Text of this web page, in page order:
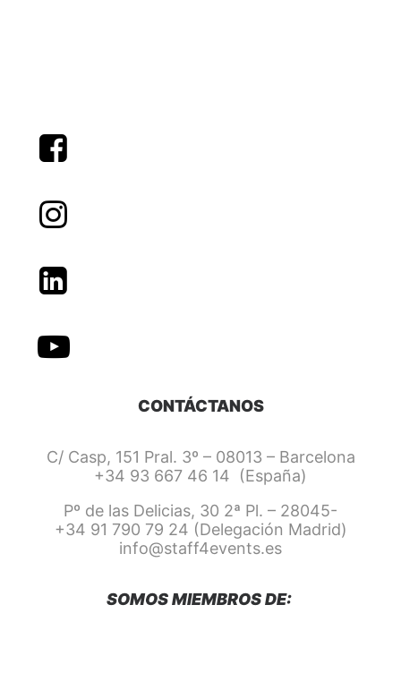
CONTÁCTANOS
C/ Casp, 151 Pral. 3º – 08013 – Barcelona
+34 93 667 46 14 (España)
Pº de las Delicias, 30 2ª Pl. – 28045-
+34 91 790 79 24 (Delegación Madrid)
info@staff4events.es
SOMOS MIEMBROS DE: